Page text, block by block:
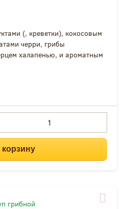
(, креветки), кокосовым
черри, грибы
халапенью, и ароматным